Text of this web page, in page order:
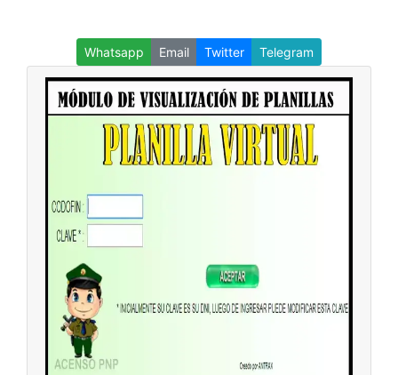
Whatsapp Email Twitter Telegram